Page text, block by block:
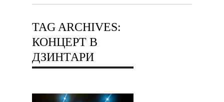
TAG ARCHIVES:
КОНЦЕРТ В
ДЗИНТАРИ